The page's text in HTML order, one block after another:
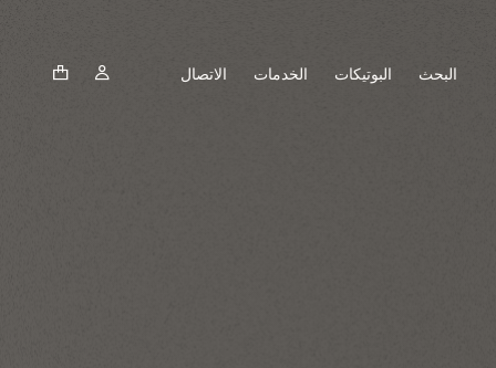
البحث البوتيكات الخدمات الاتصال